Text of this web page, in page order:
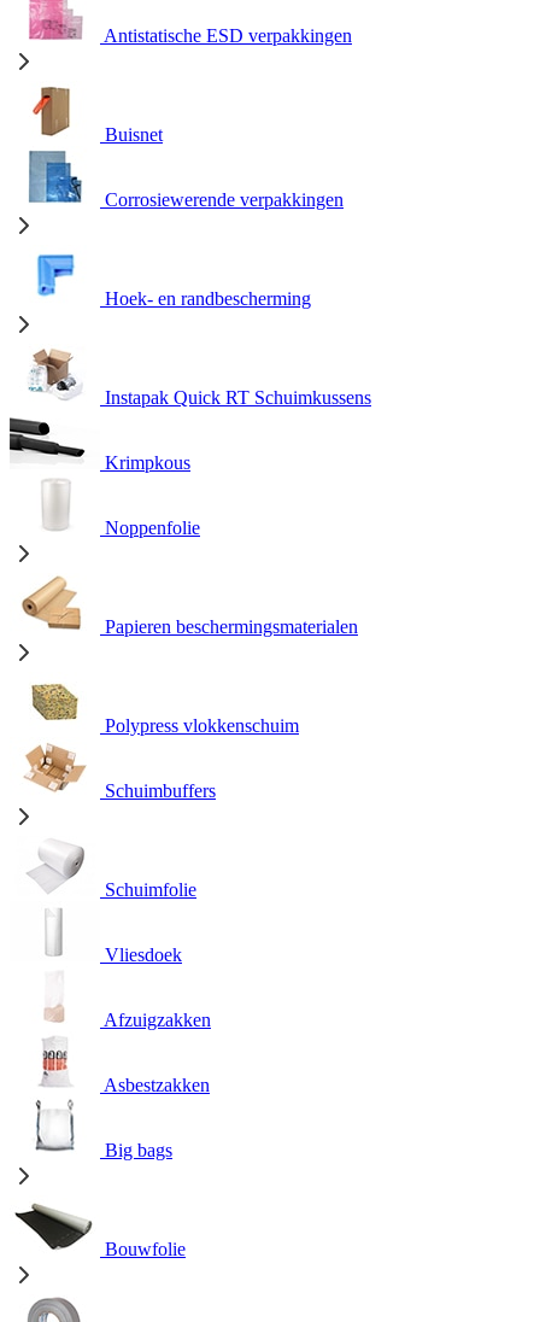
Antistatische ESD verpakkingen
Buisnet
Corrosiewerende verpakkingen
Hoek- en randbescherming
Instapak Quick RT Schuimkussens
Krimpkous
Noppenfolie
Papieren beschermingsmaterialen
Polypress vlokkenschuim
Schuimbuffers
Schuimfolie
Vliesdoek
Afzuigzakken
Asbestzakken
Big bags
Bouwfolie